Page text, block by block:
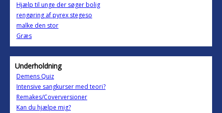
Hjælp til unge der søger bolig
rengøring af pyrex stegeso
malke den stor
Græs
Underholdning
Demens Quiz
Intensive sangkurser med teori?
Remakes/Coverversioner
Kan du hjælpe mig?